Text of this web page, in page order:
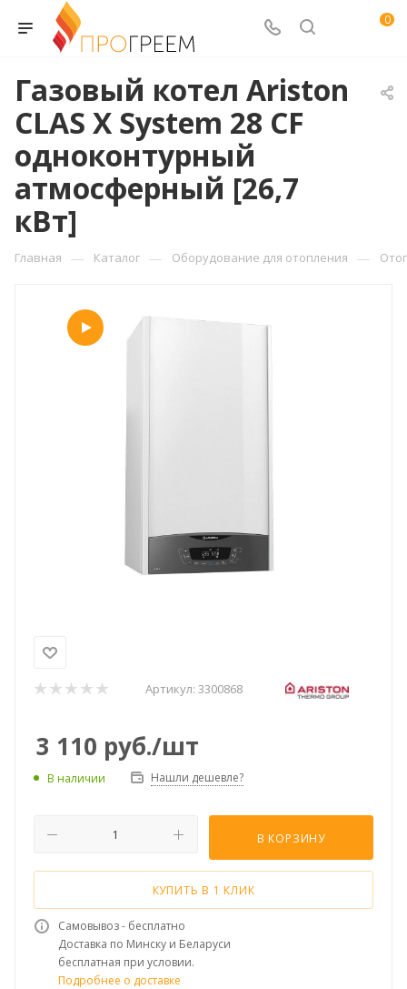
0
Газовый котел Ariston
CLAS X System 28 CF
одноконтурный
атмосферный [26,7
кВт]
Главная — Каталог — Оборудование для отопления —
Артикул: 3300868
3 110 руб./шт
В наличии Нашли дешевле?
В КОРЗИНУ
КУПИТЬ В 1 КЛИК
Самовывоз - бесплатно
Доставка по Минску и Беларуси
бесплатная при условии.
Подробнее о доставке